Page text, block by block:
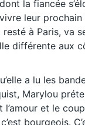
la fiancée
leur
à Paris, va
différente aux
a lu les
Marylou
l’amour et le
bourgeois.